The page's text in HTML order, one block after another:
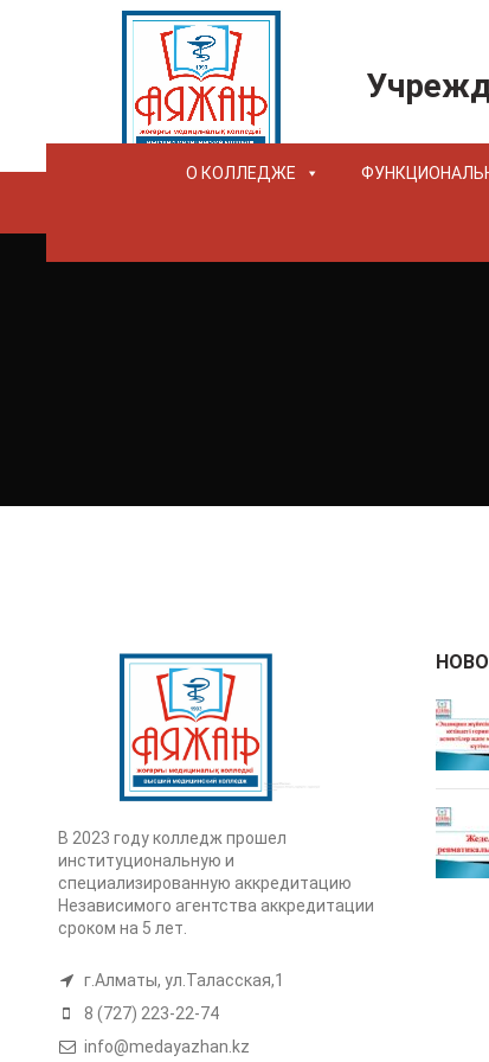
О КОЛЛЕДЖЕ
В 2023 году колледж прошел
институциональную и
специализированную аккредитацию
Независимого агентства аккредитации
сроком на 5 лет.
г.Алматы, ул.Таласская,1
8 (727) 223-22-74
info@medayazhan.kz